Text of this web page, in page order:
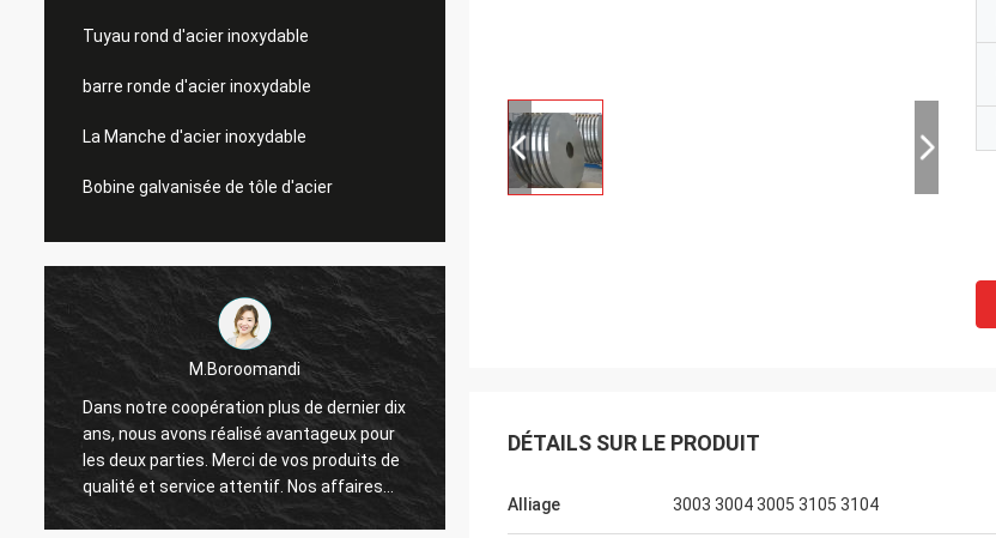
Tuyau rond d'acier inoxydable
barre ronde d'acier inoxydable
La Manche d'acier inoxydable
Bobine galvanisée de tôle d'acier
M.Boroomandi
Dans notre coopération plus de dernier dix
ans, nous avons réalisé avantageux pour
les deux parties. Merci de vos produits de
qualité et service attentif. Nos affaires
ont grand
ans, nous avons réalisé avantageux pour
ont grand
DÉTAILS SUR LE PRODUIT
Alliage 3003 3004 3005 3105 3104